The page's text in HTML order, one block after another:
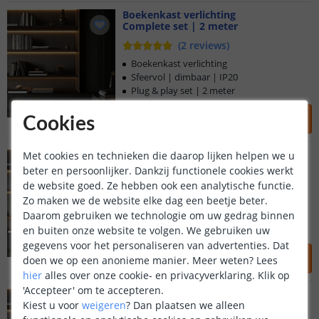
Boekenkast verlichting
Complete set | 2 meter
(2 reviews)
Boekenkast verlichting
Sfeervol | dimbaar | IP20
Plug & play set | 2 meter
Boekenkast verlichting
Complete set | 3 meter
(2 reviews)
OP VOORRAAD
44,95
Boekenkast verlichting
Sfeervol | dimbaar | IP20
Plug & play set | 3 meter
Boekenkast verlichting
Complete set | 4 meter
Cookies
Met cookies en technieken die daarop lijken helpen we u
beter en persoonlijker. Dankzij functionele cookies werkt
de website goed. Ze hebben ook een analytische functie.
Zo maken we de website elke dag een beetje beter.
Daarom gebruiken we technologie om uw gedrag binnen
en buiten onze website te volgen. We gebruiken uw
gegevens voor het personaliseren van advertenties. Dat
doen we op een anonieme manier. Meer weten? Lees
hier alles over onze cookie- en privacyverklaring. Klik op
'Accepteer' om te accepteren.
Kiest u voor weigeren? Dan plaatsen we alleen